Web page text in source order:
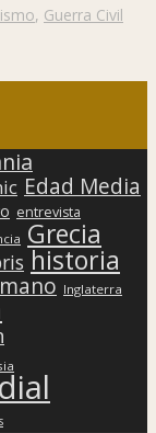
, Guerra Civil
Edad Media
entrevista
Grecia
historia
Inglaterra